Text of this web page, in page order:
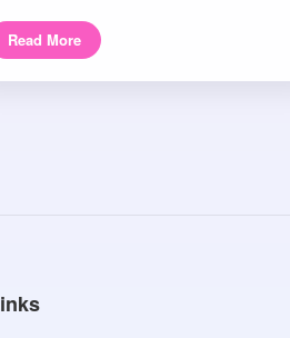
Read More